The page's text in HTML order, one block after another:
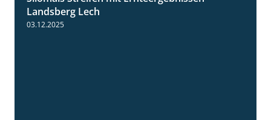
Landsberg Lech
03.12.2025